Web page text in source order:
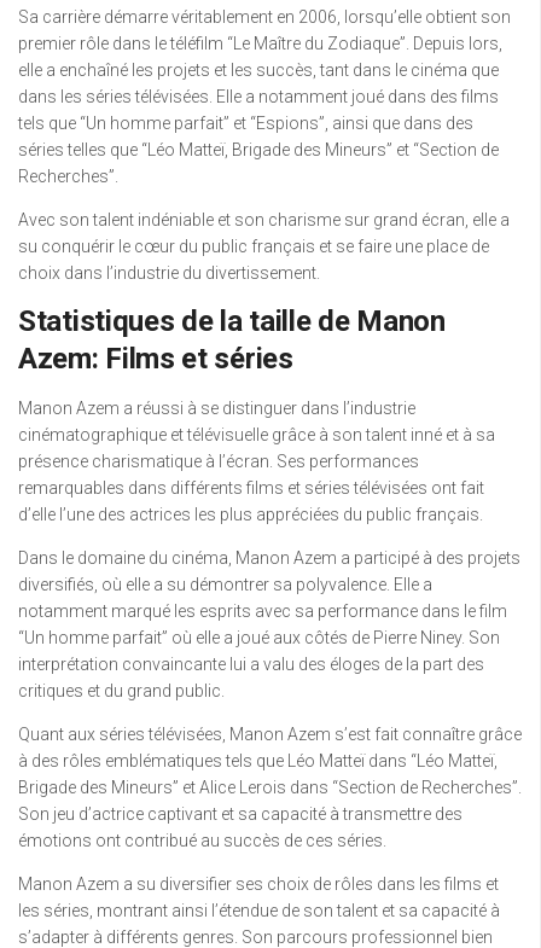
Sa carrière démarre véritablement en 2006, lorsqu’elle obtient son
premier rôle dans le téléfilm “Le Maître du Zodiaque”. Depuis lors,
elle a enchaîné les projets et les succès, tant dans le cinéma que
dans les séries télévisées. Elle a notamment joué dans des films
tels que “Un homme parfait” et “Espions”, ainsi que dans des
séries telles que “Léo Matteï, Brigade des Mineurs” et “Section de
Recherches”.
Avec son talent indéniable et son charisme sur grand écran, elle a
su conquérir le cœur du public français et se faire une place de
choix dans l’industrie du divertissement.
Statistiques de la taille de Manon
Azem: Films et séries
Manon Azem a réussi à se distinguer dans l’industrie
cinématographique et télévisuelle grâce à son talent inné et à sa
présence charismatique à l’écran. Ses performances
remarquables dans différents films et séries télévisées ont fait
d’elle l’une des actrices les plus appréciées du public français.
Dans le domaine du cinéma, Manon Azem a participé à des projets
diversifiés, où elle a su démontrer sa polyvalence. Elle a
notamment marqué les esprits avec sa performance dans le film
“Un homme parfait” où elle a joué aux côtés de Pierre Niney. Son
interprétation convaincante lui a valu des éloges de la part des
critiques et du grand public.
Quant aux séries télévisées, Manon Azem s’est fait connaître grâce
à des rôles emblématiques tels que Léo Matteï dans “Léo Matteï,
Brigade des Mineurs” et Alice Lerois dans “Section de Recherches”.
Son jeu d’actrice captivant et sa capacité à transmettre des
émotions ont contribué au succès de ces séries.
Manon Azem a su diversifier ses choix de rôles dans les films et
les séries, montrant ainsi l’étendue de son talent et sa capacité à
s’adapter à différents genres. Son parcours professionnel bien